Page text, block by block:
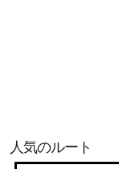
人気のルート